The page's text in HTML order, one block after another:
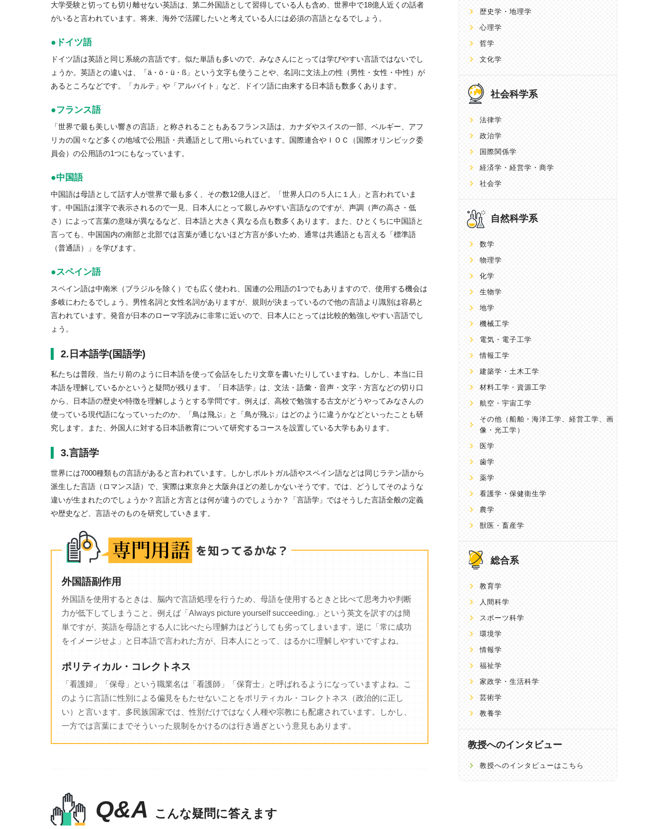
大学受験と切っても切り離せない英語は、第二外国語として習得している人も含め、世界中で18億人近くの話者
がいると言われています。将来、海外で活躍したいと考えている人には必須の言語となるでしょう。
●ドイツ語
ドイツ語は英語と同じ系統の言語です。似た単語も多いので、みなさんにとっては学びやすい言語ではないでし
ょうか。英語との違いは、「ä・ö・ü・ß」という文字も使うことや、名詞に文法上の性（男性・女性・中性）が
あるところなどです。「カルテ」や「アルバイト」など、ドイツ語に由来する日本語も数多くあります。
●フランス語
「世界で最も美しい響きの言語」と称されることもあるフランス語は、カナダやスイスの一部、ベルギー、アフ
リカの国々など多くの地域で公用語・共通語として用いられています。国際連合やＩＯＣ（国際オリンピック委
員会）の公用語の1つにもなっています。
●中国語
中国語は母語として話す人が世界で最も多く、その数12億人ほど。「世界人口の５人に１人」と言われていま
す。中国語は漢字で表示されるので一見、日本人にとって親しみやすい言語なのですが、声調（声の高さ・低
さ）によって言葉の意味が異なるなど、日本語と大きく異なる点も数多くあります。また、ひとくちに中国語と
言っても、中国国内の南部と北部では言葉が通じないほど方言が多いため、通常は共通語とも言える「標準語
（普通語）」を学びます。
●スペイン語
スペイン語は中南米（ブラジルを除く）でも広く使われ、国連の公用語の1つでもありますので、使用する機会は
多岐にわたるでしょう。男性名詞と女性名詞がありますが、規則が決まっているので他の言語より識別は容易と
言われています。発音が日本のローマ字読みに非常に近いので、日本人にとっては比較的勉強しやすい言語でし
ょう。
2.日本語学(国語学)
私たちは普段、当たり前のように日本語を使って会話をしたり文章を書いたりしていますね。しかし、本当に日
本語を理解しているかというと疑問が残ります。「日本語学」は、文法・語彙・音声・文字・方言などの切り口
から、日本語の歴史や特徴を理解しようとする学問です。例えば、高校で勉強する古文がどうやってみなさんの
使っている現代語になっていったのか、「鳥は飛ぶ」と「鳥が飛ぶ」はどのように違うかなどといったことも研
究します。また、外国人に対する日本語教育について研究するコースを設置している大学もあります。
3.言語学
世界には7000種類もの言語があると言われています。しかしポルトガル語やスペイン語などは同じラテン語から
派生した言語（ロマンス語）で、実際は東京弁と大阪弁ほどの差しかないそうです。では、どうしてそのような
違いが生まれたのでしょうか？言語と方言とは何が違うのでしょうか？「言語学」ではそうした言語全般の定義
や歴史など、言語そのものを研究していきます。
外国語副作用
外国語を使用するときは、脳内で言語処理を行うため、母語を使用するときと比べて思考力や判断
力が低下してしまうこと。例えば「Always picture yourself succeeding.」という英文を訳すのは簡
単ですが、英語を母語とする人に比べたら理解力はどうしても劣ってしまいます。逆に「常に成功
をイメージせよ」と日本語で言われた方が、日本人にとって、はるかに理解しやすいですよね。
ポリティカル・コレクトネス
「看護婦」「保母」という職業名は「看護師」「保育士」と呼ばれるようになっていますよね。こ
のように言語に性別による偏見をもたせないことをポリティカル・コレクトネス（政治的に正し
い）と言います。多民族国家では、性別だけではなく人種や宗教にも配慮されています。しかし、
一方では言葉にまでそういった規制をかけるのは行き過ぎという意見もあります。
Q&A こんな疑問に答えます
歴史学・地理学
心理学
哲学
文化学
社会科学系
法律学
政治学
国際関係学
経済学・経営学・商学
社会学
自然科学系
数学
物理学
化学
生物学
地学
機械工学
電気・電子工学
情報工学
建築学・土木工学
材料工学・資源工学
航空・宇宙工学
その他 （船舶・海洋工学、経営工学、画
像・光工学）
医学
歯学
薬学
看護学・保健衛生学
農学
獣医・畜産学
総合系
教育学
人間科学
スポーツ科学
環境学
情報学
福祉学
家政学・生活科学
芸術学
教養学
教授へのインタビュー
教授へのインタビューはこちら